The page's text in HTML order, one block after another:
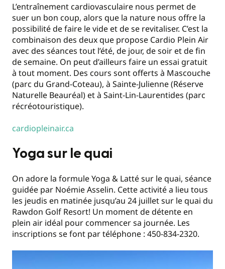
L’entraînement cardiovasculaire nous permet de
suer un bon coup, alors que la nature nous offre la
possibilité de faire le vide et de se revitaliser. C’est la
combinaison des deux que propose Cardio Plein Air
avec des séances tout l’été, de jour, de soir et de fin
de semaine. On peut d’ailleurs faire un essai gratuit
à tout moment. Des cours sont offerts à Mascouche
(parc du Grand-Coteau), à Sainte-Julienne (Réserve
Naturelle Beauréal) et à Saint-Lin-Laurentides (parc
récréotouristique).
cardiopleinair.ca
Yoga sur le quai
On adore la formule Yoga & Latté sur le quai, séance
guidée par Noémie Asselin. Cette activité a lieu tous
les jeudis en matinée jusqu’au 24 juillet sur le quai du
Rawdon Golf Resort! Un moment de détente en
plein air idéal pour commencer sa journée. Les
inscriptions se font par téléphone : 450-834-2320.